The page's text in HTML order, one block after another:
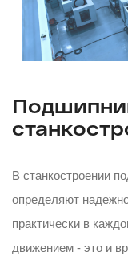
В станкостроении
определяют
практически в
движением - это и